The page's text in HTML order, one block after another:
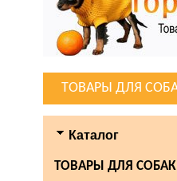
ТОВАРЫ ДЛЯ
Каталог
ТОВАРЫ ДЛЯ СОБАК